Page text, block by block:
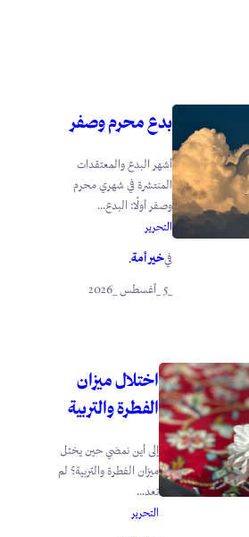
بدع محرم وصفر
أشهر البدع والمعتقدات
المنتشرة في شهري محرم
وصفر أولًا: البدع...
التحرير
فيخير أمة.
_5 _أغسطس _2026
اختلال ميزان
الفطرة والتربية
إلى أين نمضي حين يختل
ميزان الفطرة والتربية؟ لم
تعد...
التحرير